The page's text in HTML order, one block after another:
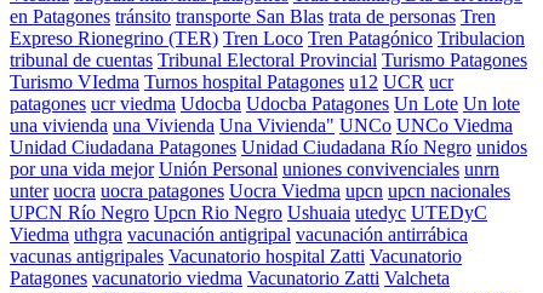
en Patagones tránsito transporte San Blas trata de personas Tren
Expreso Rionegrino (TER) Tren Loco Tren Patagónico Tribulacion
tribunal de cuentas Tribunal Electoral Provincial Turismo Patagones
Turismo VIedma Turnos hospital Patagones u12 UCR ucr
patagones ucr viedma Udocba Udocba Patagones Un Lote Un lote
una vivienda una Vivienda Una Vivienda" UNCo UNCo Viedma
Unidad Ciudadana Patagones Unidad Ciudadana Río Negro unidos
por una vida mejor Unión Personal uniones convivenciales unrn
unter uocra uocra patagones Uocra Viedma upcn upcn nacionales
UPCN Río Negro Upcn Rio Negro Ushuaia utedyc UTEDyC
Viedma uthgra vacunación antigripal vacunación antirrábica
vacunas antigripales Vacunatorio hospital Zatti Vacunatorio
Patagones vacunatorio viedma Vacunatorio Zatti Valcheta